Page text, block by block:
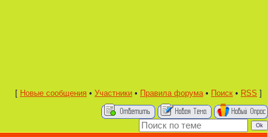
[ Новые сообщения • Участники • Правила форума• Поиск • RSS ]